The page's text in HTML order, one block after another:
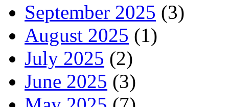
September 2025 (3)
August 2025 (1)
July 2025 (2)
June 2025 (3)